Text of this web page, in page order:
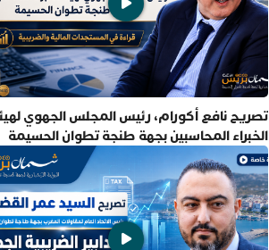
تصريح نافع أكورام، رئيس المجلس الجهوي
الخبراء المحاسبين بجهة طنجة تطوان الحسيمة